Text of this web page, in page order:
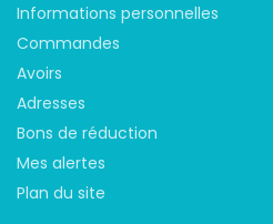
Informations personnelles
Commandes
Avoirs
Adresses
Bons de réduction
Mes alertes
Plan du site